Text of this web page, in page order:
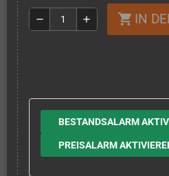
remove add shopping_cart IN
BESTANDSALARM
PREISALARM